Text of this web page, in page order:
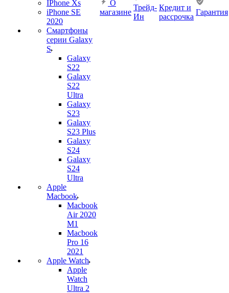
IPhone Xs
iPhone SE
2020
Смартфоны
серии Galaxy
S
Galaxy
S22
Galaxy
S22
Ultra
Galaxy
S23
Galaxy
S23 Plus
Galaxy
S24
Galaxy
S24
Ultra
Apple
Macbook
Macbook
Air 2020
M1
Macbook
Pro 16
2021
Apple Watch
Apple
Watch
Ultra 2
О
магазине
Трейд-
Ин
Кредит и
рассрочка
Гарантия